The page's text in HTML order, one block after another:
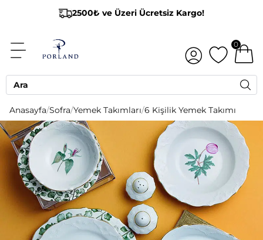
2500₺ ve Üzeri Ücretsiz Kargo!
0
Anasayfa/Sofra/Yemek Takımları/6 Kişilik Yemek Takımı